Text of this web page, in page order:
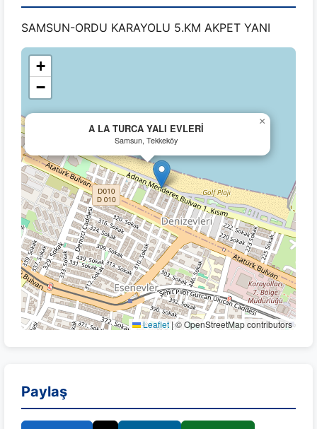
SAMSUN-ORDU KARAYOLU 5.KM AKPET YANI
A LA TURCA YALI EVLERİ
Samsun, Tekkeköy
×
+
−
Leaflet |© OpenStreetMap contributors
Paylaş